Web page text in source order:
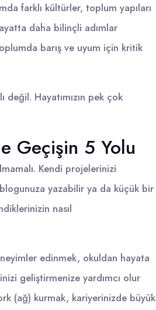
farklı kültürler, toplum yapıları
daha bilinçli adımlar
barış ve uyum için kritik
değil. Hayatımızın pek çok
Geçişin 5 Yolu
Kendi projelerinizi
yazabilir ya da küçük bir
nasıl
edinmek, okuldan hayata
geliştirmenize yardımcı olur
(ağ) kurmak, kariyerinizde büyük